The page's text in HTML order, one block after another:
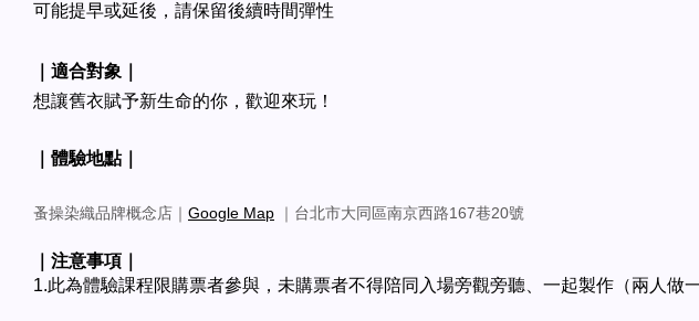
可能提早或延後，請保留後續時間彈性
｜適合對象｜
想讓舊衣賦予新生命的你，歡迎來玩！
｜體驗地點｜
蚤操染織品牌概念店｜ Google Map ｜台北市大同區南京西路167巷20號
｜注意事項｜
1.此為體驗課程限購票者參與，未購票者不得陪同入場旁觀旁聽、一起製作（兩人做